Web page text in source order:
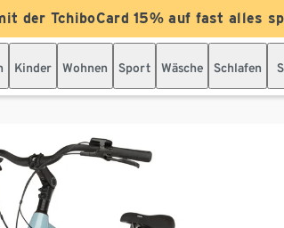
der TchiboCard 15% auf fast alles
Kinder Wohnen Sport Wäsche Schlafen